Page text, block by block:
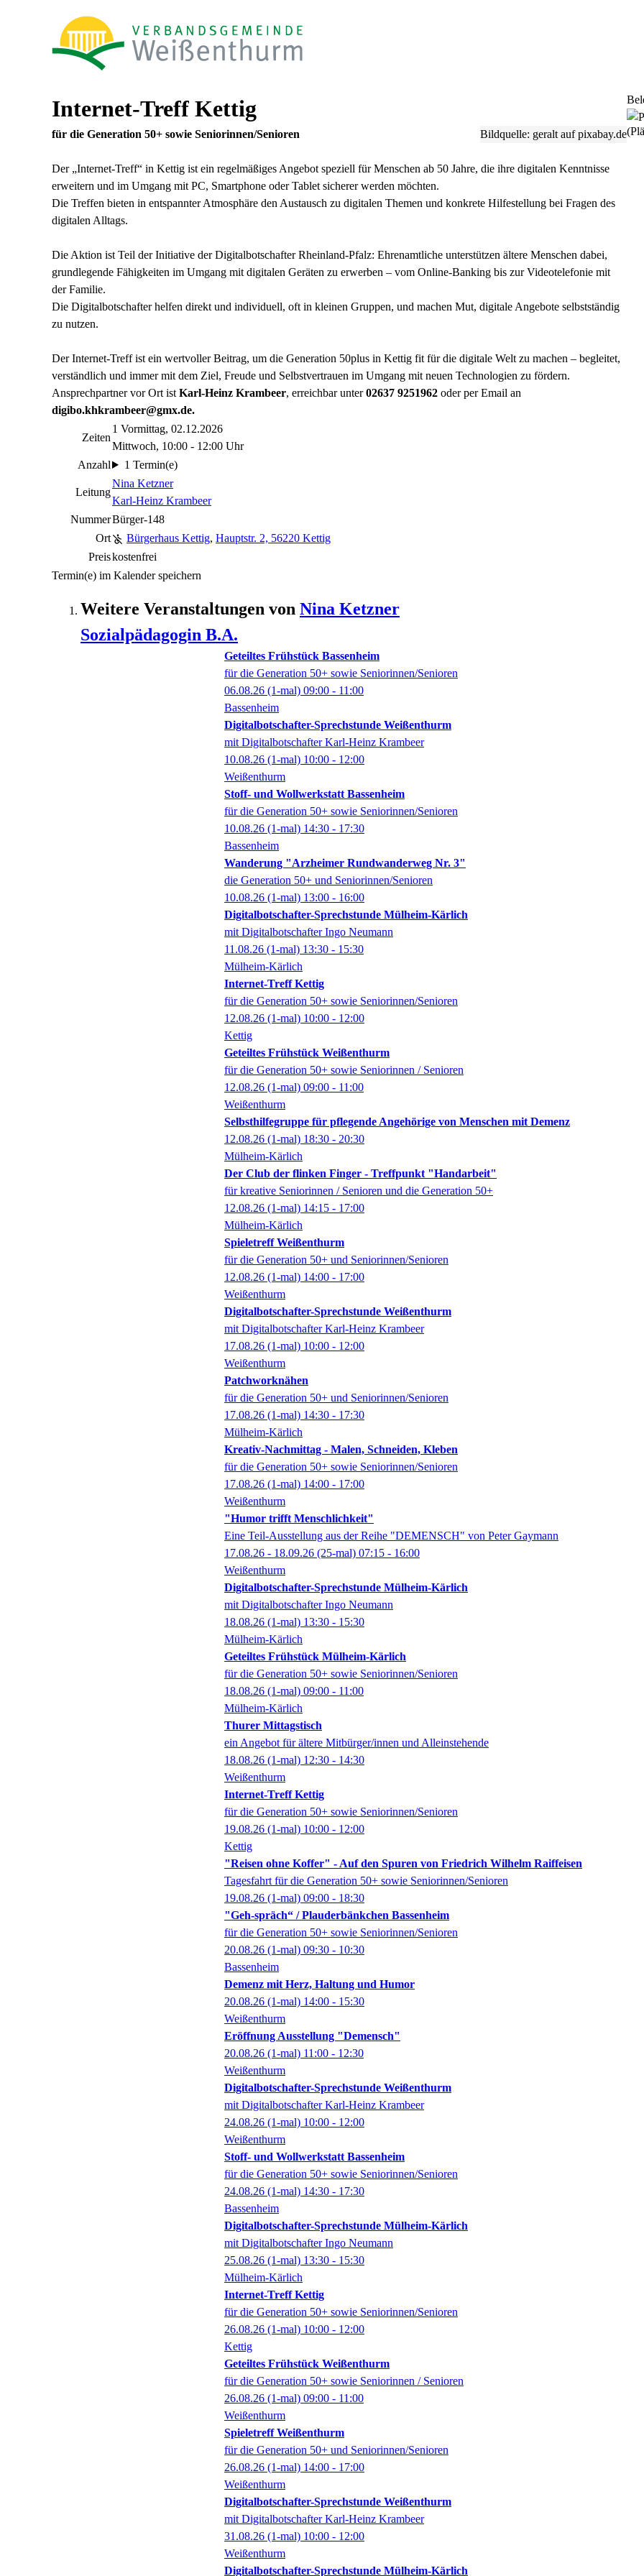
Internet-Treff Kettig
Bildquelle: geralt auf pixabay.de
für die Generation 50+ sowie Seniorinnen/Senioren
Der „Internet-Treff“ in Kettig ist ein regelmäßiges Angebot speziell für Menschen ab 50 Jahre, die ihre digitalen Kenntnisse
erweitern und im Umgang mit PC, Smartphone oder Tablet sicherer werden möchten.
Die Treffen bieten in entspannter Atmosphäre den Austausch zu digitalen Themen und konkrete Hilfestellung bei Fragen des
digitalen Alltags.
Die Aktion ist Teil der Initiative der Digitalbotschafter Rheinland-Pfalz: Ehrenamtliche unterstützen ältere Menschen dabei,
grundlegende Fähigkeiten im Umgang mit digitalen Geräten zu erwerben – vom Online-Banking bis zur Videotelefonie mit
der Familie.
Die Digitalbotschafter helfen direkt und individuell, oft in kleinen Gruppen, und machen Mut, digitale Angebote selbstständig
zu nutzen.
Der Internet-Treff ist ein wertvoller Beitrag, um die Generation 50plus in Kettig fit für die digitale Welt zu machen – begleitet,
verständlich und immer mit dem Ziel, Freude und Selbstvertrauen im Umgang mit neuen Technologien zu fördern.
Ansprechpartner vor Ort ist Karl-Heinz Krambeer, erreichbar unter02637 9251962 oder per Email an
digibo.khkrambeer@gmx.de.
Zeiten
1 Vormittag, 02.12.2026
Mittwoch, 10:00 - 12:00 Uhr
Anzahl
1 Termin(e)
Leitung
Nina Ketzner
Karl-Heinz Krambeer
NummerBürger-148
Ort
Bürgerhaus Kettig, Hauptstr. 2, 56220 Kettig
Preiskostenfrei
Termin(e) im Kalender speichern
Weitere Veranstaltungen von Nina Ketzner
Sozialpädagogin B.A.
Geteiltes Frühstück Bassenheim
für die Generation 50+ sowie Seniorinnen/Senioren
06.08.26 (1-mal) 09:00 - 11:00
Bassenheim
Digitalbotschafter-Sprechstunde Weißenthurm
mit Digitalbotschafter Karl-Heinz Krambeer
10.08.26 (1-mal) 10:00 - 12:00
Weißenthurm
Stoff- und Wollwerkstatt Bassenheim
für die Generation 50+ sowie Seniorinnen/Senioren
10.08.26 (1-mal) 14:30 - 17:30
Bassenheim
Wanderung "Arzheimer Rundwanderweg Nr. 3"
die Generation 50+ und Seniorinnen/Senioren
10.08.26 (1-mal) 13:00 - 16:00
Digitalbotschafter-Sprechstunde Mülheim-Kärlich
mit Digitalbotschafter Ingo Neumann
11.08.26 (1-mal) 13:30 - 15:30
Mülheim-Kärlich
Internet-Treff Kettig
für die Generation 50+ sowie Seniorinnen/Senioren
12.08.26 (1-mal) 10:00 - 12:00
Kettig
Geteiltes Frühstück Weißenthurm
für die Generation 50+ sowie Seniorinnen / Senioren
12.08.26 (1-mal) 09:00 - 11:00
Weißenthurm
Selbsthilfegruppe für pflegende Angehörige von Menschen mit Demenz
12.08.26 (1-mal) 18:30 - 20:30
Mülheim-Kärlich
Der Club der flinken Finger - Treffpunkt "Handarbeit"
für kreative Seniorinnen / Senioren und die Generation 50+
12.08.26 (1-mal) 14:15 - 17:00
Mülheim-Kärlich
Spieletreff Weißenthurm
für die Generation 50+ und Seniorinnen/Senioren
12.08.26 (1-mal) 14:00 - 17:00
Weißenthurm
Digitalbotschafter-Sprechstunde Weißenthurm
mit Digitalbotschafter Karl-Heinz Krambeer
17.08.26 (1-mal) 10:00 - 12:00
Weißenthurm
Patchworknähen
für die Generation 50+ und Seniorinnen/Senioren
17.08.26 (1-mal) 14:30 - 17:30
Mülheim-Kärlich
Kreativ-Nachmittag - Malen, Schneiden, Kleben
für die Generation 50+ sowie Seniorinnen/Senioren
17.08.26 (1-mal) 14:00 - 17:00
Weißenthurm
"Humor trifft Menschlichkeit"
Eine Teil-Ausstellung aus der Reihe "DEMENSCH" von Peter Gaymann
17.08.26 - 18.09.26 (25-mal) 07:15 - 16:00
Weißenthurm
Digitalbotschafter-Sprechstunde Mülheim-Kärlich
mit Digitalbotschafter Ingo Neumann
18.08.26 (1-mal) 13:30 - 15:30
Mülheim-Kärlich
Geteiltes Frühstück Mülheim-Kärlich
für die Generation 50+ sowie Seniorinnen/Senioren
18.08.26 (1-mal) 09:00 - 11:00
Mülheim-Kärlich
Thurer Mittagstisch
ein Angebot für ältere Mitbürger/innen und Alleinstehende
18.08.26 (1-mal) 12:30 - 14:30
Weißenthurm
Internet-Treff Kettig
für die Generation 50+ sowie Seniorinnen/Senioren
19.08.26 (1-mal) 10:00 - 12:00
Kettig
"Reisen ohne Koffer" - Auf den Spuren von Friedrich Wilhelm Raiffeisen
Tagesfahrt für die Generation 50+ sowie Seniorinnen/Senioren
19.08.26 (1-mal) 09:00 - 18:30
"Geh-spräch“ / Plauderbänkchen Bassenheim
für die Generation 50+ sowie Seniorinnen/Senioren
20.08.26 (1-mal) 09:30 - 10:30
Bassenheim
Demenz mit Herz, Haltung und Humor
20.08.26 (1-mal) 14:00 - 15:30
Weißenthurm
Eröffnung Ausstellung "Demensch"
20.08.26 (1-mal) 11:00 - 12:30
Weißenthurm
Digitalbotschafter-Sprechstunde Weißenthurm
mit Digitalbotschafter Karl-Heinz Krambeer
24.08.26 (1-mal) 10:00 - 12:00
Weißenthurm
Stoff- und Wollwerkstatt Bassenheim
für die Generation 50+ sowie Seniorinnen/Senioren
24.08.26 (1-mal) 14:30 - 17:30
Bassenheim
Digitalbotschafter-Sprechstunde Mülheim-Kärlich
mit Digitalbotschafter Ingo Neumann
25.08.26 (1-mal) 13:30 - 15:30
Mülheim-Kärlich
Internet-Treff Kettig
für die Generation 50+ sowie Seniorinnen/Senioren
26.08.26 (1-mal) 10:00 - 12:00
Kettig
Geteiltes Frühstück Weißenthurm
für die Generation 50+ sowie Seniorinnen / Senioren
26.08.26 (1-mal) 09:00 - 11:00
Weißenthurm
Spieletreff Weißenthurm
für die Generation 50+ und Seniorinnen/Senioren
26.08.26 (1-mal) 14:00 - 17:00
Weißenthurm
Digitalbotschafter-Sprechstunde Weißenthurm
mit Digitalbotschafter Karl-Heinz Krambeer
31.08.26 (1-mal) 10:00 - 12:00
Weißenthurm
Digitalbotschafter-Sprechstunde Mülheim-Kärlich